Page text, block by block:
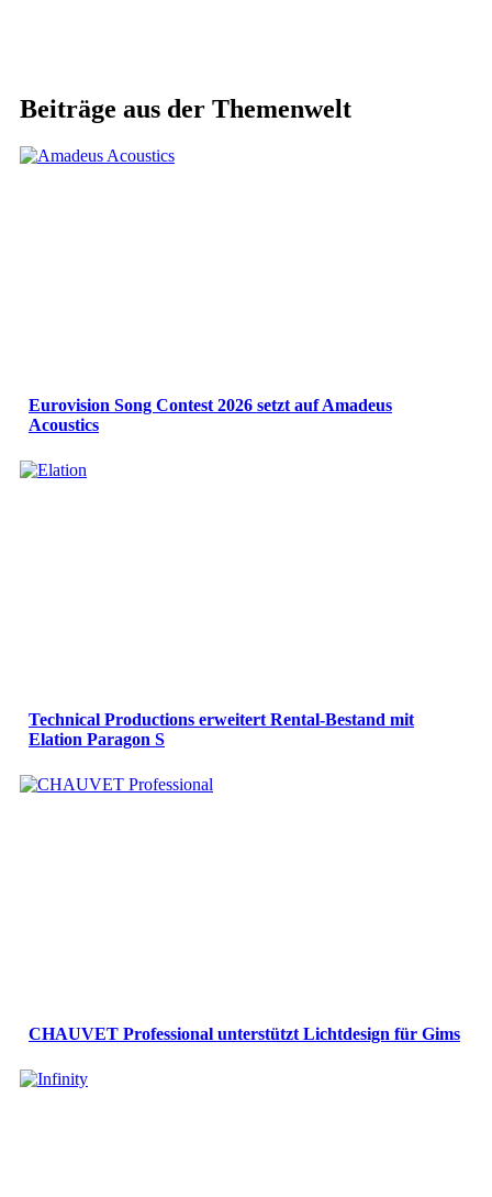
Beiträge aus der Themenwelt
Eurovision Song Contest 2026 setzt auf Amadeus
Acoustics
Technical Productions erweitert Rental-Bestand mit
Elation Paragon S
CHAUVET Professional unterstützt Lichtdesign für Gims